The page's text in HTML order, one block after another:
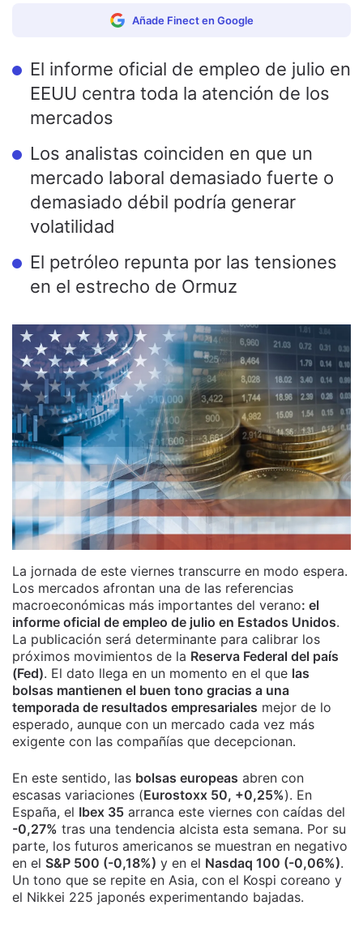
Añade Finect en Google
El informe oficial de empleo de julio en
EEUU centra toda la atención de los
mercados
Los analistas coinciden en que un
mercado laboral demasiado fuerte o
demasiado débil podría generar
volatilidad
El petróleo repunta por las tensiones
en el estrecho de Ormuz
La jornada de este viernes transcurre en modo espera.
Los mercados afrontan una de las referencias
macroeconómicas más importantes del verano: el
informe oficial de empleo de julio en Estados Unidos.
La publicación será determinante para calibrar los
próximos movimientos de la Reserva Federal del país
(Fed). El dato llega en un momento en el que las
bolsas mantienen el buen tono gracias a una
temporada de resultados empresariales mejor de lo
esperado, aunque con un mercado cada vez más
exigente con las compañías que decepcionan.
En este sentido, las bolsas europeas abren con
escasas variaciones (Eurostoxx 50, +0,25%). En
España, el Ibex 35 arranca este viernes con caídas del
-0,27% tras una tendencia alcista esta semana. Por su
parte, los futuros americanos se muestran en negativo
en el S&P 500 (-0,18%) y en el Nasdaq 100 (-0,06%).
Un tono que se repite en Asia, con el Kospi coreano y
el Nikkei 225 japonés experimentando bajadas.